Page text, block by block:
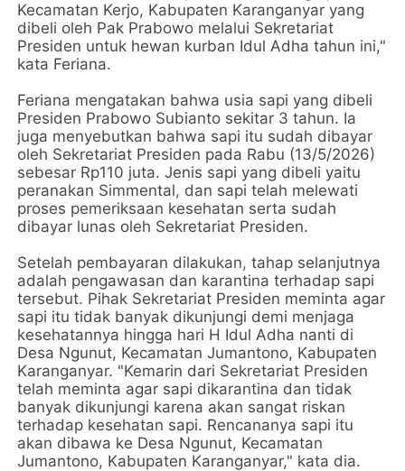
Kecamatan Kerjo, Kabupaten Karanganyar yang
dibeli oleh Pak Prabowo melalui Sekretariat
Presiden untuk hewan kurban Idul Adha tahun ini,"
kata Feriana.
Feriana mengatakan bahwa usia sapi yang dibeli
Presiden Prabowo Subianto sekitar 3 tahun. Ia
juga menyebutkan bahwa sapi itu sudah dibayar
oleh Sekretariat Presiden pada Rabu (13/5/2026)
sebesar Rp110 juta. Jenis sapi yang dibeli yaitu
peranakan Simmental, dan sapi telah melewati
proses pemeriksaan kesehatan serta sudah
dibayar lunas oleh Sekretariat Presiden.
Setelah pembayaran dilakukan, tahap selanjutnya
adalah pengawasan dan karantina terhadap sapi
tersebut. Pihak Sekretariat Presiden meminta agar
sapi itu tidak banyak dikunjungi demi menjaga
kesehatannya hingga hari H Idul Adha nanti di
Desa Ngunut, Kecamatan Jumantono, Kabupaten
Karanganyar. "Kemarin dari Sekretariat Presiden
telah meminta agar sapi dikarantina dan tidak
banyak dikunjungi karena akan sangat riskan
terhadap kesehatan sapi. Rencananya sapi itu
akan dibawa ke Desa Ngunut, Kecamatan
Jumantono, Kabupaten Karanganyar," kata dia.